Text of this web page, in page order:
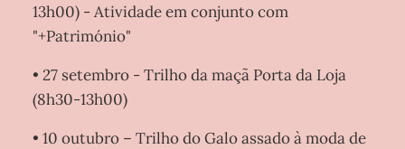
13h00) - Atividade em conjunto com
"+Património"
• 27 setembro - Trilho da maçã Porta da Loja
(8h30-13h00)
• 10 outubro – Trilho do Galo assado à moda de